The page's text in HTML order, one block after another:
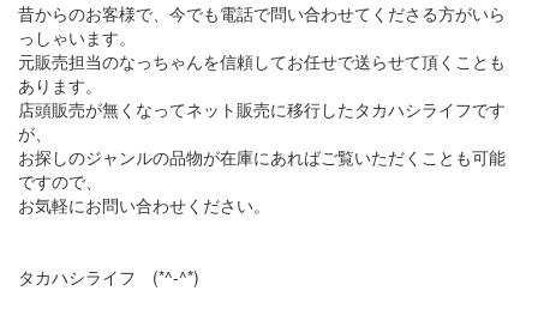
昔からのお客様で、今でも電話で問い合わせてくださる方がいら
っしゃいます。
元販売担当のなっちゃんを信頼してお任せで送らせて頂くことも
あります。
店頭販売が無くなってネット販売に移行したタカハシライフです
が、
お探しのジャンルの品物が在庫にあればご覧いただくことも可能
ですので、
お気軽にお問い合わせください。
タカハシライフ (*^-^*)